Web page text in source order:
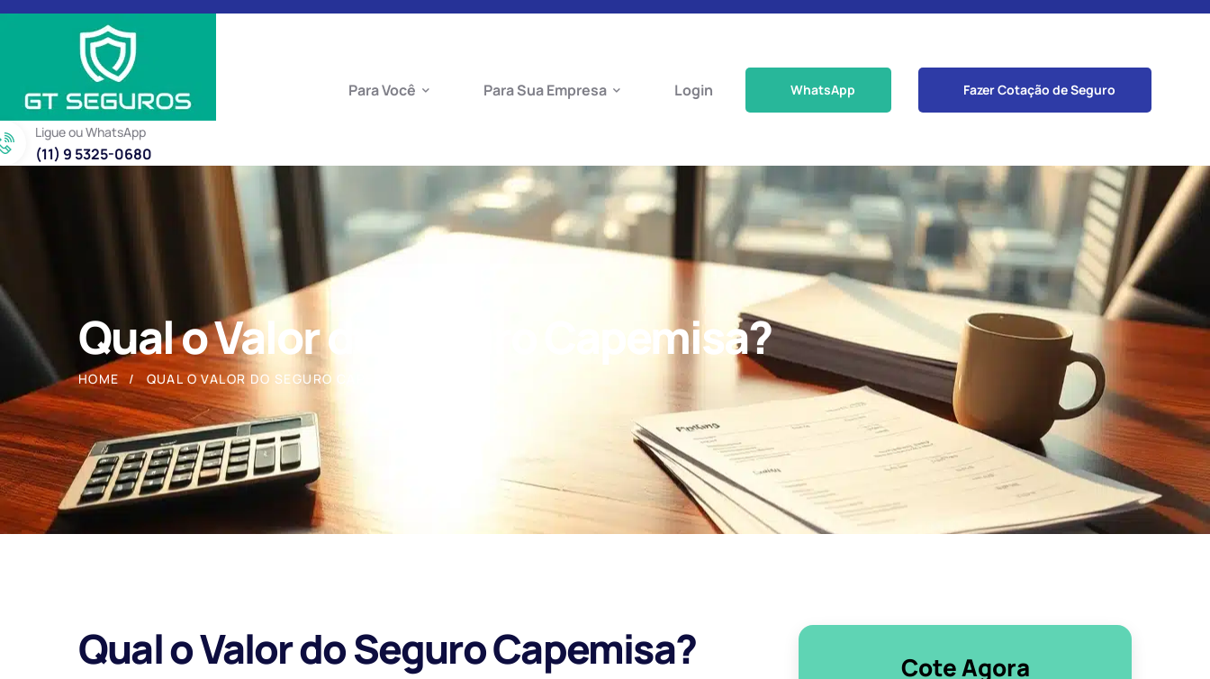
Ligue ou WhatsApp
(11) 9 5325-0680
Para Você Para Sua Empresa Login WhatsApp Fazer Cotação de Seguro
Qual o Valor do Seguro Capemisa?
HOME QUAL O VALOR DO SEGURO CAPEMISA?
Qual o Valor do Seguro Capemisa?
Cote Agora